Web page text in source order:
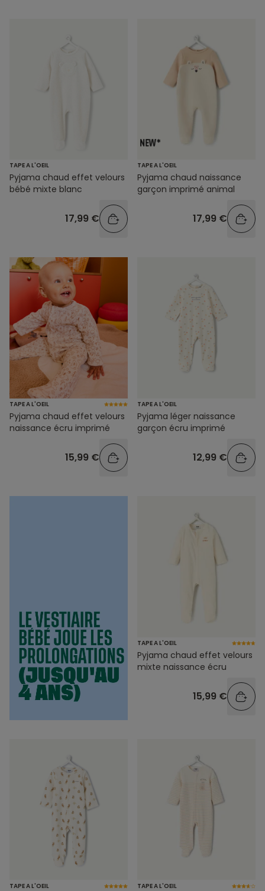
TAPE A L'OEIL
Pyjama chaud effet velours
bébé mixte blanc
17,99 €
TAPE A L'OEIL
Pyjama chaud naissance
garçon imprimé animal
17,99 €
TAPE A L'OEIL
Pyjama chaud effet velours
naissance écru imprimé
15,99 €
TAPE A L'OEIL
Pyjama léger naissance
garçon écru imprimé
12,99 €
TAPE A L'OEIL
Pyjama chaud effet velours
mixte naissance écru
15,99 €
TAPE A L'OEIL TAPE A L'OEIL